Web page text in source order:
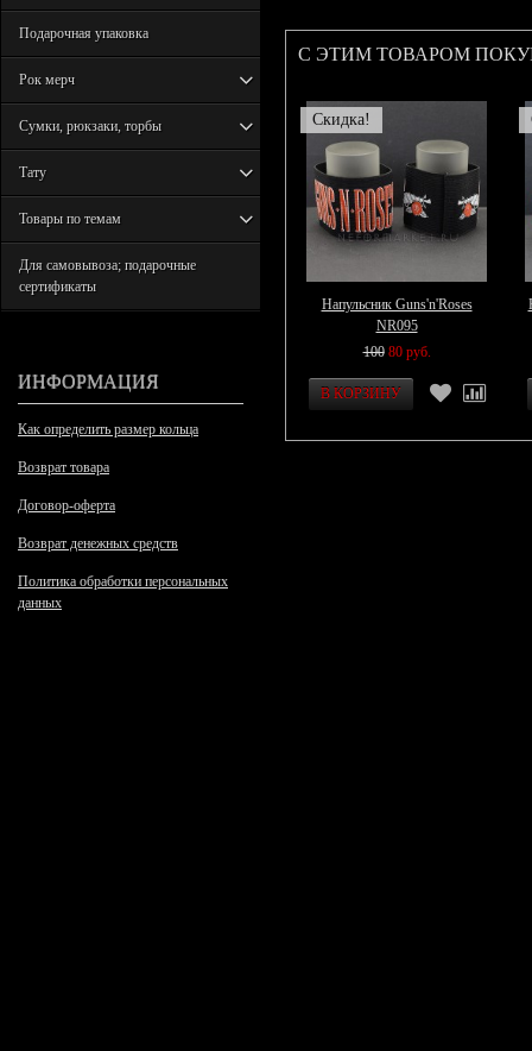
Подарочная упаковка
Рок мерч
Сумки, рюкзаки, торбы
Тату
Товары по темам
Для самовывоза; подарочные
сертификаты
ИНФОРМАЦИЯ
Как определить размер кольца
Возврат товара
Договор-оферта
Возврат денежных средств
Политика обработки персональных
данных
С ЭТИМ ТОВАРОМ
Скидка!
Напульсник Guns'n'Roses
NR095
100 80 руб.